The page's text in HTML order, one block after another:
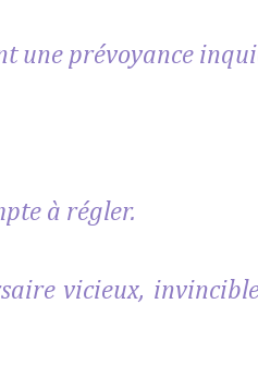
une prévoyance
à régler.
vicieux,